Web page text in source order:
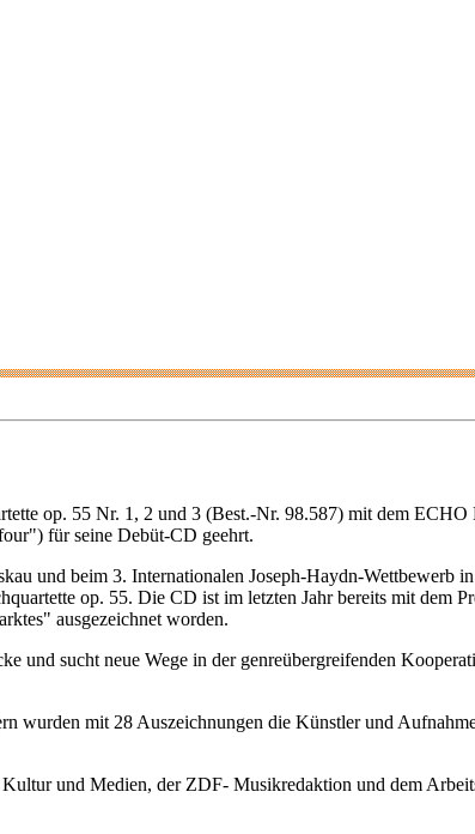
op. 55 Nr. 1, 2 und 3 (Best.-Nr. 98.587) mit dem ECHO
für seine Debüt-CD geehrt.
und beim 3. Internationalen Joseph-Haydn-Wettbewerb
op. 55. Die CD ist im letzten Jahr bereits mit dem
ausgezeichnet worden.
und sucht neue Wege in der genreübergreifenden
wurden mit 28 Auszeichnungen die Künstler und
und Medien, der ZDF- Musikredaktion und dem